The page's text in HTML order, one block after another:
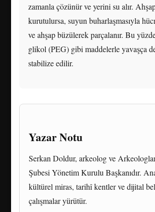
zamanla çözünür ve yerini su alır.
kurutulursa, suyun buharlaşmasıyla
ve ahşap büzülerek parçalanır. Bu
glikol (PEG) gibi maddelerle yavaşça
stabilize edilir.
Yazar Notu
Serkan Doldur, arkeolog ve
Şubesi Yönetim Kurulu Başkanıdır.
kültürel miras, tarihî kentler ve dijital
çalışmalar yürütür.